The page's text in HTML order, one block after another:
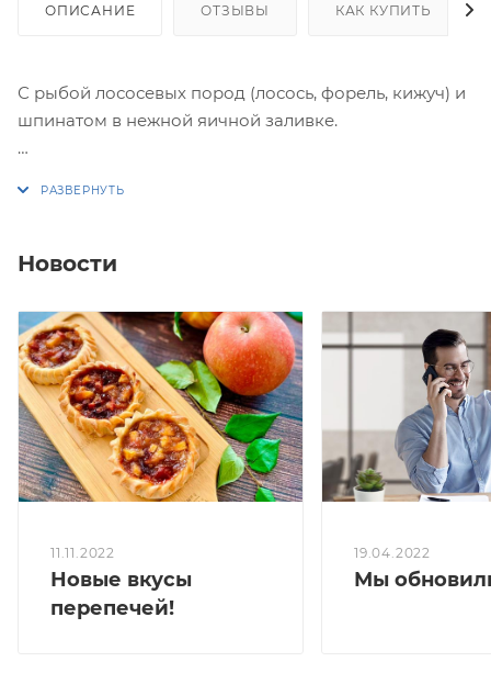
ОПИСАНИЕ ОТЗЫВЫ КАК КУПИТЬ
С рыбой лососевых пород (лосось, форель, кижуч) и
шпинатом в нежной яичной заливке.
*Перепечи выпекаются из бездрожжевого сдобного
теста!
237,8 кКал/100 гр.
Белки, г - 8,0
Жиры, г - 13,8
Новости
11.11.2022
Новые вкусы
перепечей!
19.04.2022
Мы